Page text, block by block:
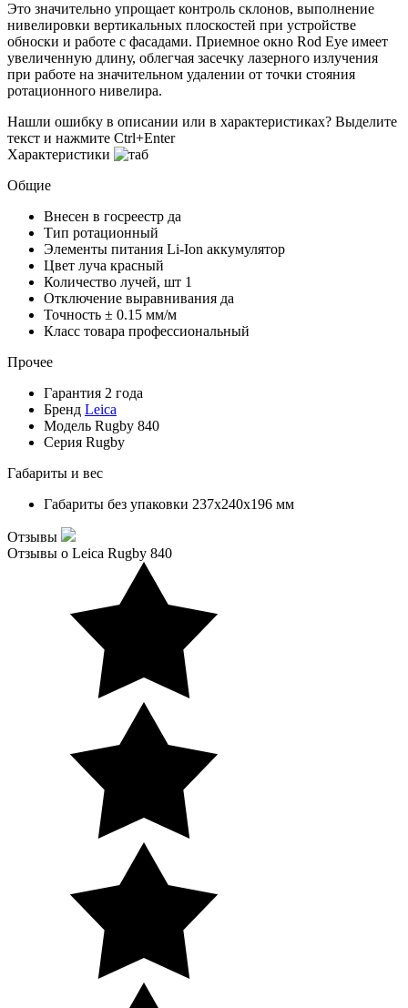
Это значительно упрощает контроль склонов, выполнение
нивелировки вертикальных плоскостей при устройстве
обноски и работе с фасадами. Приемное окно Rod Eye имеет
увеличенную длину, облегчая засечку лазерного излучения
при работе на значительном удалении от точки стояния
ротационного нивелира.
Нашли ошибку в описании или в характеристиках? Выделите
текст и нажмите Ctrl+Enter
Характеристики
Общие
Внесен в госреестр да
Тип ротационный
Элементы питания Li-Ion аккумулятор
Цвет луча красный
Количество лучей, шт 1
Отключение выравнивания да
Точность ± 0.15 мм/м
Класс товара профессиональный
Прочее
Гарантия 2 года
Бренд Leica
Модель Rugby 840
Серия Rugby
Габариты и вес
Габариты без упаковки 237х240х196 мм
Отзывы
Отзывы о Leica Rugby 840